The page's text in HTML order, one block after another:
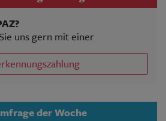
uns gern mit einer
der Woche